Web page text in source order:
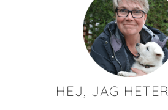
HEJ, JAG